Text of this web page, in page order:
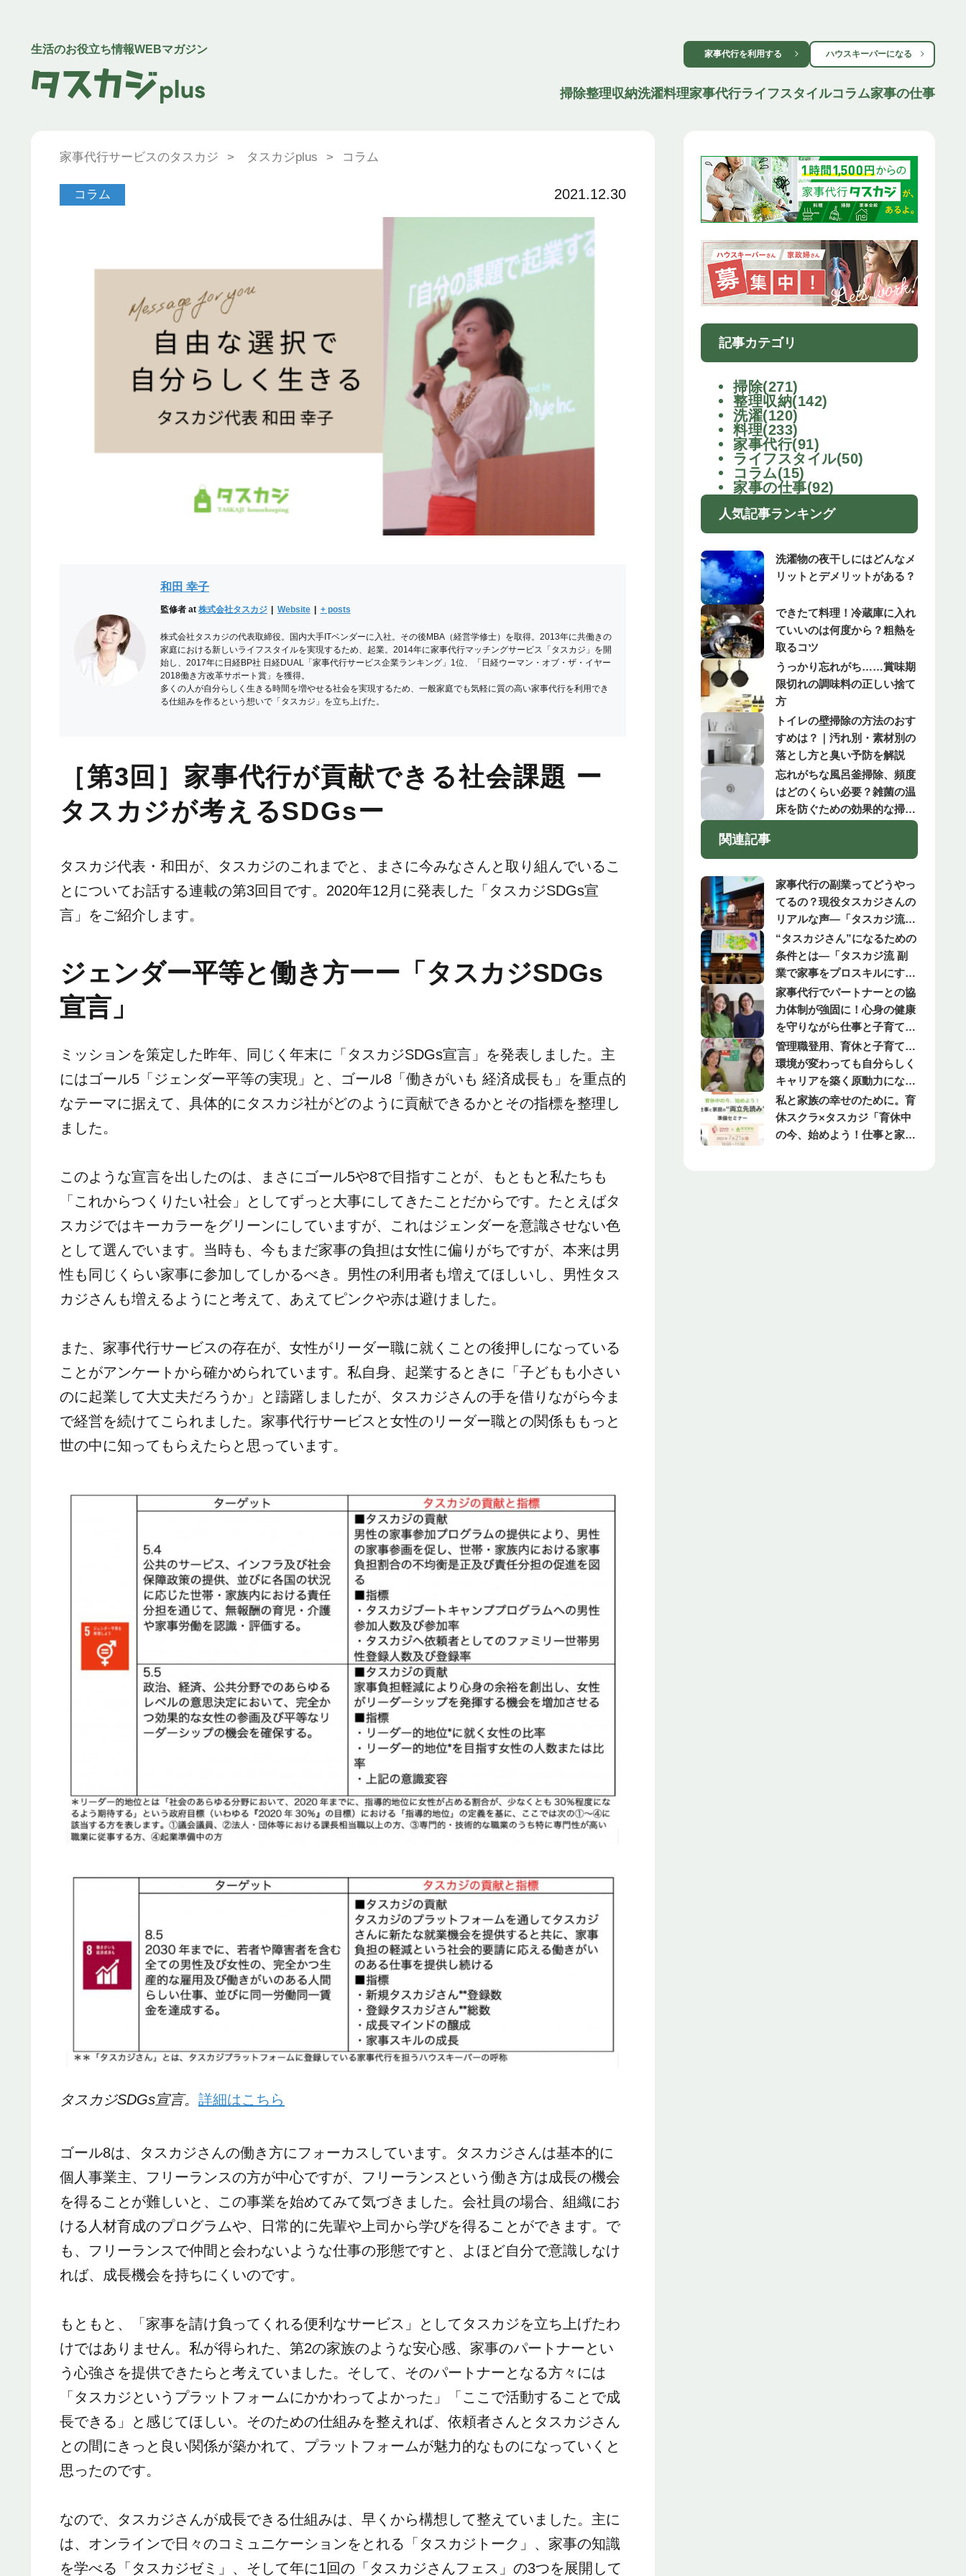
生活のお役立ち情報WEBマガジン 家事代行を利用する ハウスキーパーになる
掃除整理収納洗濯料理家事代行ライフスタイルコラム家事の仕事
家事代行サービスのタスカジ > タスカジplus > コラム
コラム 2021.12.30
和田 幸子
監修者 at 株式会社タスカジ Website + posts
株式会社タスカジの代表取締役。国内大手ITベンダーに入社。その後MBA（経営学修士）を取得。2013年に共働きの
家庭における新しいライフスタイルを実現するため、起業。2014年に家事代行マッチングサービス「タスカジ」を開
始し、2017年に日経BP社 日経DUAL「家事代行サービス企業ランキング」1位、「日経ウーマン・オブ・ザ・イヤー
2018働き方改革サポート賞」を獲得。
多くの人が自分らしく生きる時間を増やせる社会を実現するため、一般家庭でも気軽に質の高い家事代行を利用でき
る仕組みを作るという想いで「タスカジ」を立ち上げた。
［第3回］家事代行が貢献できる社会課題 ー
タスカジが考えるSDGsー
タスカジ代表・和田が、タスカジのこれまでと、まさに今みなさんと取り組んでいるこ
とについてお話する連載の第3回目です。2020年12月に発表した「タスカジSDGs宣
言」をご紹介します。
ジェンダー平等と働き方ーー「タスカジSDGs
宣言」
ミッションを策定した昨年、同じく年末に「タスカジSDGs宣言」を発表しました。主
にはゴール5「ジェンダー平等の実現」と、ゴール8「働きがいも 経済成長も」を重点的
なテーマに据えて、具体的にタスカジ社がどのように貢献できるかとその指標を整理し
ました。
このような宣言を出したのは、まさにゴール5や8で目指すことが、もともと私たちも
「これからつくりたい社会」としてずっと大事にしてきたことだからです。たとえばタ
スカジではキーカラーをグリーンにしていますが、これはジェンダーを意識させない色
として選んでいます。当時も、今もまだ家事の負担は女性に偏りがちですが、本来は男
性も同じくらい家事に参加してしかるべき。男性の利用者も増えてほしいし、男性タス
カジさんも増えるようにと考えて、あえてピンクや赤は避けました。
また、家事代行サービスの存在が、女性がリーダー職に就くことの後押しになっている
ことがアンケートから確かめられています。私自身、起業するときに「子どもも小さい
のに起業して大丈夫だろうか」と躊躇しましたが、タスカジさんの手を借りながら今ま
で経営を続けてこられました。家事代行サービスと女性のリーダー職との関係ももっと
世の中に知ってもらえたらと思っています。
タスカジSDGs宣言。 詳細はこちら
ゴール8は、タスカジさんの働き方にフォーカスしています。タスカジさんは基本的に
個人事業主、フリーランスの方が中心ですが、フリーランスという働き方は成長の機会
を得ることが難しいと、この事業を始めてみて気づきました。会社員の場合、組織にお
ける人材育成のプログラムや、日常的に先輩や上司から学びを得ることができます。で
も、フリーランスで仲間と会わないような仕事の形態ですと、よほど自分で意識しなけ
れば、成長機会を持ちにくいのです。
もともと、「家事を請け負ってくれる便利なサービス」としてタスカジを立ち上げたわ
けではありません。私が得られた、第2の家族のような安心感、家事のパートナーとい
う心強さを提供できたらと考えていました。そして、そのパートナーとなる方々には
「タスカジというプラットフォームにかかわってよかった」「ここで活動することで成
長できる」と感じてほしい。そのための仕組みを整えれば、依頼者さんとタスカジさん
との間にきっと良い関係が築かれて、プラットフォームが魅力的なものになっていくと
思ったのです。
なので、タスカジさんが成長できる仕組みは、早くから構想して整えていました。主に
は、オンラインで日々のコミュニケーションをとれる「タスカジトーク」、家事の知識
を学べる「タスカジゼミ」、そして年に1回の「タスカジさんフェス」の3つを展開して
記事カテゴリ
掃除(271)
整理収納(142)
洗濯(120)
料理(233)
家事代行(91)
ライフスタイル(50)
コラム(15)
家事の仕事(92)
人気記事ランキング
洗濯物の夜干しにはどんなメ
リットとデメリットがある？
できたて料理！冷蔵庫に入れ
ていいのは何度から？粗熱を
取るコツ
うっかり忘れがち……賞味期
限切れの調味料の正しい捨て
方
トイレの壁掃除の方法のおす
すめは？｜汚れ別・素材別の
落とし方と臭い予防を解説
忘れがちな風呂釜掃除、頻度
はどのくらい必要？雑菌の温
床を防ぐための効果的な掃除
関連記事
家事代行の副業ってどうやっ
てるの？現役タスカジさんの
リアルな声—「タスカジ流
副業で家事をプロスキルにす
る」シェアフェス2022イベン
トレポート（後編）
“タスカジさん”になるための
条件とは—「タスカジ流 副
業で家事をプロスキルにす
る」シェアフェス2022イベン
トレポート（前編）
家事代行でパートナーとの協
力体制が強固に！心身の健康
を守りながら仕事と子育てを
両立するコツとは【タスカジ
ユーザー×タスカジ代表対
談】
管理職登用、育休と子育て…
環境が変わっても自分らしく
キャリアを築く原動力になっ
たものとは【タスカジユーザ
ー×タスカジ代表対談】
私と家族の幸せのために。育
休スクラ×タスカジ「育休中
の今、始めよう！仕事と家庭